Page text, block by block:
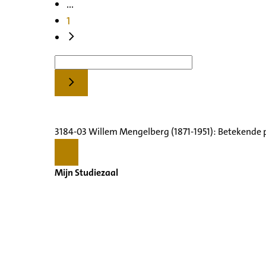
...
1
3184-03 Willem Mengelberg (1871-1951):
Mijn Studiezaal